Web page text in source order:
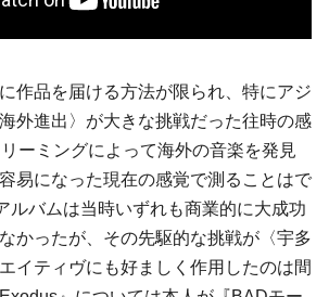
作品を届ける方法が限られ、特にアジ
外進出〉が大きな挑戦だった往時の感
ーミングによって海外の音楽を発見
易になった現在の感覚で測ることはで
ルバムは当時いずれも商業的に大成功
かったが、その先駆的な挑戦が〈宇多
イティヴにも好ましく作用したのは間